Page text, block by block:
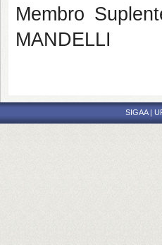
Membro
MANDELLI
SIGAA |